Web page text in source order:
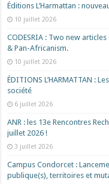
Éditions L’Harmattan :
10 juillet 2026
CODESRIA : Two new
& Pan-Africanism.
10 juillet 2026
ÉDITIONS L’HARMATTAN :
société
6 juillet 2026
ANR : les 13e Rencontres
juillet 2026 !
3 juillet 2026
Campus Condorcet :
publique(s), territoires et